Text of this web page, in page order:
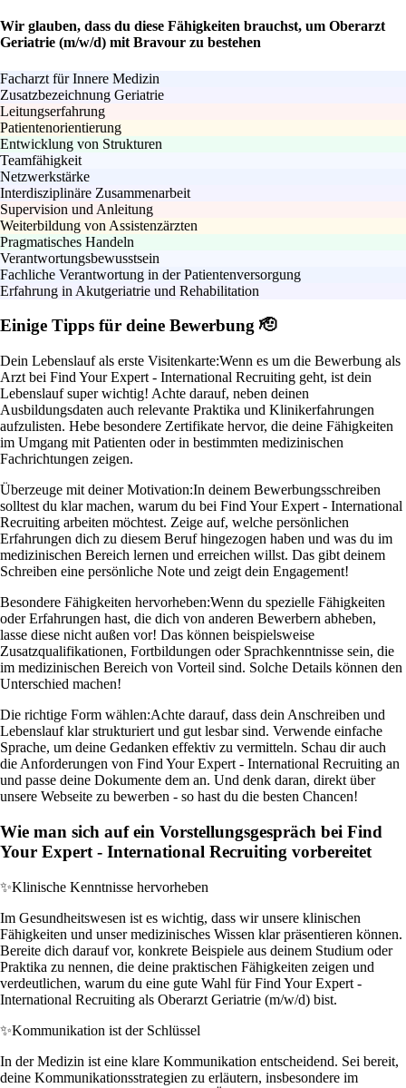
Wir glauben, dass du diese Fähigkeiten brauchst, um Oberarzt
Geriatrie (m/w/d) mit Bravour zu bestehen
Facharzt für Innere Medizin
Zusatzbezeichnung Geriatrie
Leitungserfahrung
Patientenorientierung
Entwicklung von Strukturen
Teamfähigkeit
Netzwerkstärke
Interdisziplinäre Zusammenarbeit
Supervision und Anleitung
Weiterbildung von Assistenzärzten
Pragmatisches Handeln
Verantwortungsbewusstsein
Fachliche Verantwortung in der Patientenversorgung
Erfahrung in Akutgeriatrie und Rehabilitation
Einige Tipps für deine Bewerbung 🫡
Dein Lebenslauf als erste Visitenkarte:Wenn es um die Bewerbung als
Arzt bei Find Your Expert - International Recruiting geht, ist dein
Lebenslauf super wichtig! Achte darauf, neben deinen
Ausbildungsdaten auch relevante Praktika und Klinikerfahrungen
aufzulisten. Hebe besondere Zertifikate hervor, die deine Fähigkeiten
im Umgang mit Patienten oder in bestimmten medizinischen
Fachrichtungen zeigen.
Überzeuge mit deiner Motivation:In deinem Bewerbungsschreiben
solltest du klar machen, warum du bei Find Your Expert - International
Recruiting arbeiten möchtest. Zeige auf, welche persönlichen
Erfahrungen dich zu diesem Beruf hingezogen haben und was du im
medizinischen Bereich lernen und erreichen willst. Das gibt deinem
Schreiben eine persönliche Note und zeigt dein Engagement!
Besondere Fähigkeiten hervorheben:Wenn du spezielle Fähigkeiten
oder Erfahrungen hast, die dich von anderen Bewerbern abheben,
lasse diese nicht außen vor! Das können beispielsweise
Zusatzqualifikationen, Fortbildungen oder Sprachkenntnisse sein, die
im medizinischen Bereich von Vorteil sind. Solche Details können den
Unterschied machen!
Die richtige Form wählen:Achte darauf, dass dein Anschreiben und
Lebenslauf klar strukturiert und gut lesbar sind. Verwende einfache
Sprache, um deine Gedanken effektiv zu vermitteln. Schau dir auch
die Anforderungen von Find Your Expert - International Recruiting an
und passe deine Dokumente dem an. Und denk daran, direkt über
unsere Webseite zu bewerben - so hast du die besten Chancen!
Wie man sich auf ein Vorstellungsgespräch bei Find
Your Expert - International Recruiting vorbereitet
✨Klinische Kenntnisse hervorheben
Im Gesundheitswesen ist es wichtig, dass wir unsere klinischen
Fähigkeiten und unser medizinisches Wissen klar präsentieren können.
Bereite dich darauf vor, konkrete Beispiele aus deinem Studium oder
Praktika zu nennen, die deine praktischen Fähigkeiten zeigen und
verdeutlichen, warum du eine gute Wahl für Find Your Expert -
International Recruiting als Oberarzt Geriatrie (m/w/d) bist.
✨Kommunikation ist der Schlüssel
In der Medizin ist eine klare Kommunikation entscheidend. Sei bereit,
deine Kommunikationsstrategien zu erläutern, insbesondere im